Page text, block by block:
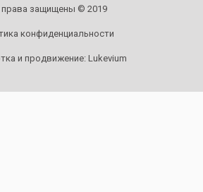
права защищены © 2019
конфиденциальности
и продвижение: Lukevium